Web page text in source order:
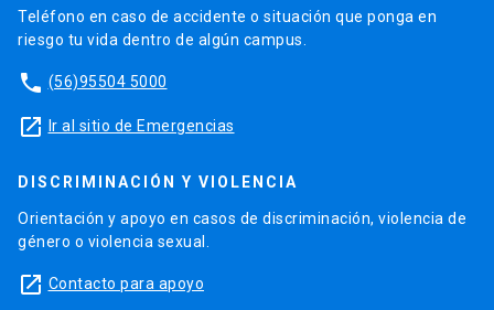
Teléfono en caso de accidente o situación que ponga en
riesgo tu vida dentro de algún campus.
phone (56)95504 5000
launch Ir al sitio de Emergencias
DISCRIMINACIÓN Y VIOLENCIA
Orientación y apoyo en casos de discriminación, violencia de
género o violencia sexual.
launch Contacto para apoyo